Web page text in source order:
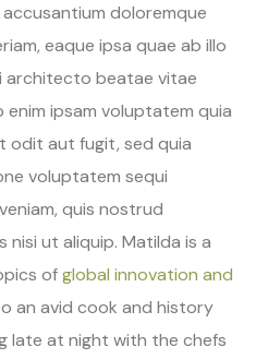
doloremque
eaque ipsa quae ab illo
architecto beatae vitae
ipsam voluptatem quia
odit aut fugit, sed quia
voluptatem sequi
quis nostrud
ut aliquip. Matilda is a
ofglobal innovation and
an avid cook and history
late at night with the chefs